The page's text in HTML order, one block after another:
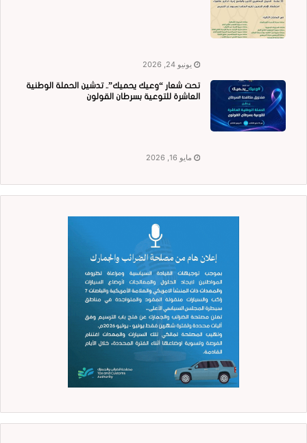
يونيو 24, 2026
تحت شعار “وعيك يحميك”.. تدشين الحملة الوطنية
العاشرة للتوعية بسرطان القولون
مايو 16, 2026